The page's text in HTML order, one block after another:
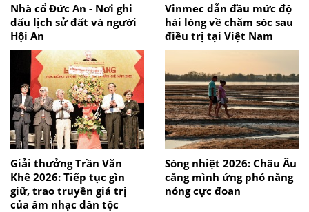
Nhà cổ Đức An - Nơi ghi
dấu lịch sử đất và người
Hội An
Vinmec dẫn đầu mức độ
hài lòng về chăm sóc sau
điều trị tại Việt Nam
Giải thưởng Trần Văn
Khê 2026: Tiếp tục gìn
giữ, trao truyền giá trị
của âm nhạc dân tộc
Sóng nhiệt 2026: Châu Âu
căng mình ứng phó nắng
nóng cực đoan